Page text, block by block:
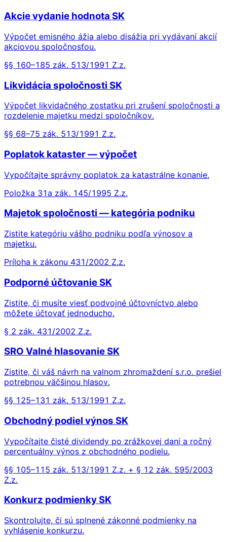
Akcie vydanie hodnota SK
Výpočet emisného ážia alebo disážia pri vydávaní akcií
akciovou spoločnosťou.
§§ 160–185 zák. 513/1991 Z.z.
Likvidácia spoločnosti SK
Výpočet likvidačného zostatku pri zrušení spoločnosti a
rozdelenie majetku medzi spoločníkov.
§§ 68–75 zák. 513/1991 Z.z.
Poplatok kataster — výpočet
Vypočítajte správny poplatok za katastrálne konanie.
Položka 31a zák. 145/1995 Z.z.
Majetok spoločnosti — kategória podniku
Zistite kategóriu vášho podniku podľa výnosov a
majetku.
Príloha k zákonu 431/2002 Z.z.
Podporné účtovanie SK
Zistite, či musíte viesť podvojné účtovníctvo alebo
môžete účtovať jednoducho.
§ 2 zák. 431/2002 Z.z.
SRO Valné hlasovanie SK
Zistite, či váš návrh na valnom zhromaždení s.r.o. prešiel
potrebnou väčšinou hlasov.
§§ 125–131 zák. 513/1991 Z.z.
Obchodný podiel výnos SK
Vypočítajte čisté dividendy po zrážkovej dani a ročný
percentuálny výnos z obchodného podielu.
§§ 105–115 zák. 513/1991 Z.z. + § 12 zák. 595/2003
Z.z.
Konkurz podmienky SK
Skontrolujte, či sú splnené zákonné podmienky na
vyhlásenie konkurzu.